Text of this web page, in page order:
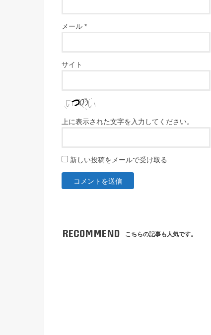
メール *
サイト
上に表示された文字を入力してください。
新しい投稿をメールで受け取る
RECOMMEND こちらの記事も人気です。